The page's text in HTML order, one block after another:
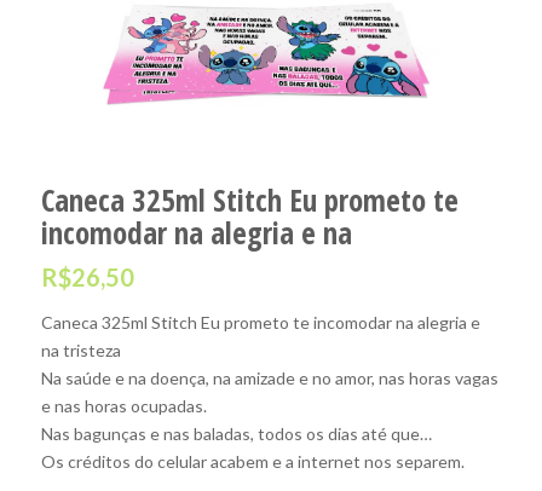
Caneca 325ml Stitch Eu prometo te
incomodar na alegria e na
R$26,50
Caneca 325ml Stitch Eu prometo te incomodar na alegria e
na tristeza
Na saúde e na doença, na amizade e no amor, nas horas vagas
e nas horas ocupadas.
Nas bagunças e nas baladas, todos os dias até que…
Os créditos do celular acabem e a internet nos separem.